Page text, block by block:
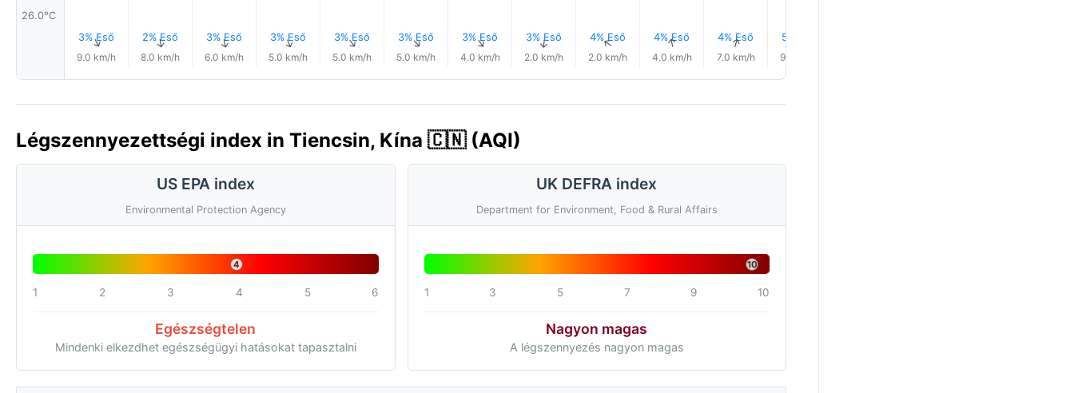
26.0°C
3% Eső
↑
9.0 km/h
2% Eső
↑
8.0 km/h
3% Eső
↑
6.0 km/h
3% Eső
↑
5.0 km/h
3% Eső
↑
5.0 km/h
3% Eső
↑
5.0 km/h
3% Eső
↑
4.0 km/h
3% Eső
↑
2.0 km/h
4% Eső
↑
2.0 km/h
4% Eső
↑
4.0 km/h
4% Eső
↑
7.0 km/h
5% Eső
9.0 km/h
Légszennyezettségi index in Tiencsin, Kína 🇨🇳 (AQI)
US EPA index
Environmental Protection Agency
4
1 2 3 4 5 6
Egészségtelen
Mindenki elkezdhet egészségügyi hatásokat tapasztalni
UK DEFRA index
Department for Environment, Food & Rural Affairs
10
1 3 5 7 9 10
Nagyon magas
A légszennyezés nagyon magas